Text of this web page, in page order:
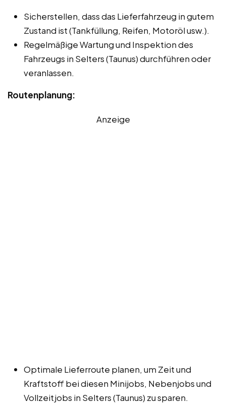
Sicherstellen, dass das Lieferfahrzeug in gutem
Zustand ist (Tankfüllung, Reifen, Motoröl usw.).
Regelmäßige Wartung und Inspektion des
Fahrzeugs in Selters (Taunus) durchführen oder
veranlassen.
Routenplanung:
Anzeige
Optimale Lieferroute planen, um Zeit und
Kraftstoff bei diesen Minijobs, Nebenjobs und
Vollzeitjobs in Selters (Taunus) zu sparen.